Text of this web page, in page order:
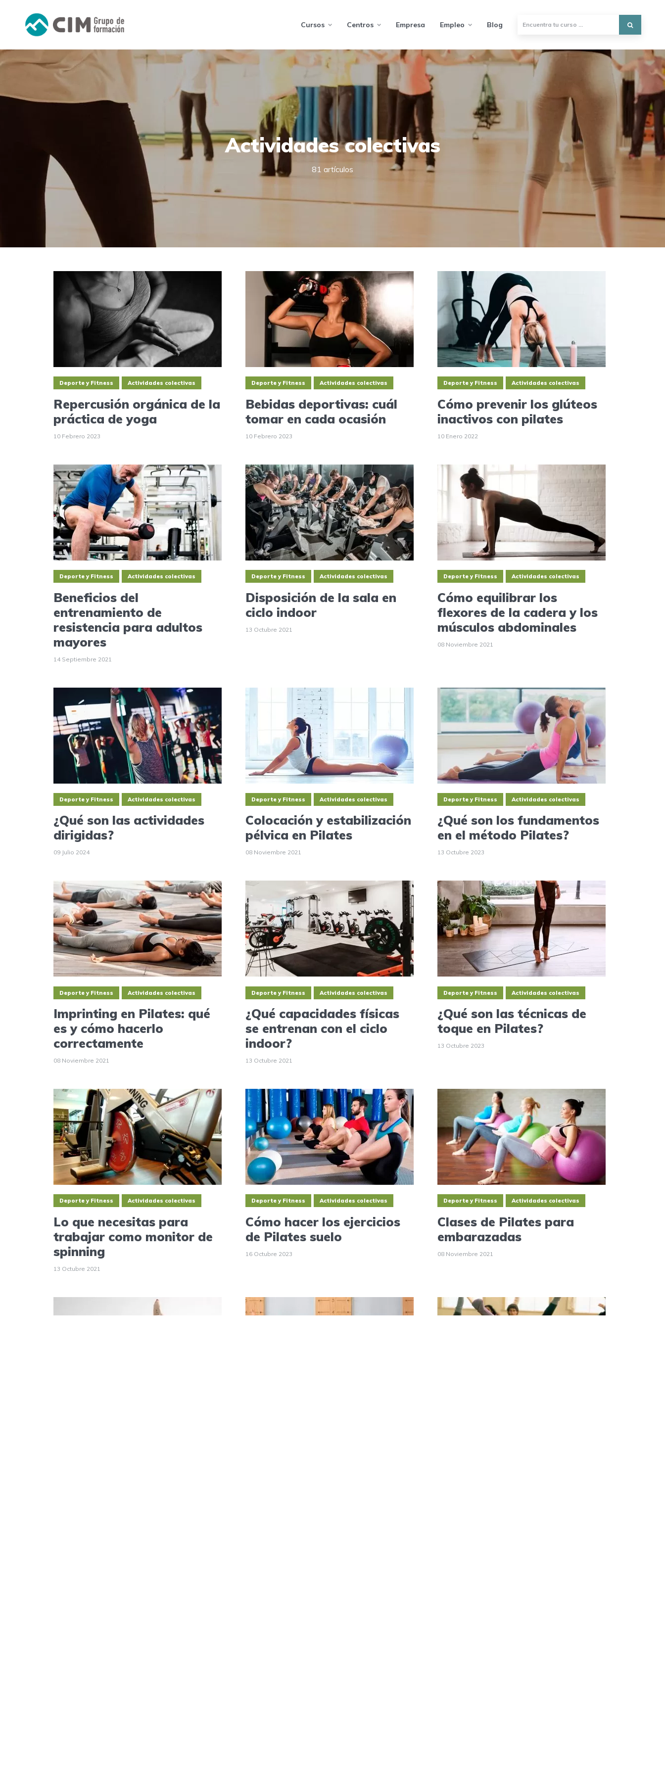
Cursos Centros Empresa Empleo Blog
Actividades colectivas
81 artículos
Deporte y Fitness Actividades colectivas
Repercusión orgánica de la
práctica de yoga
10 Febrero 2023
Deporte y Fitness Actividades colectivas
Bebidas deportivas: cuál
tomar en cada ocasión
10 Febrero 2023
Deporte y Fitness Actividades colectivas
Cómo prevenir los glúteos
inactivos con pilates
10 Enero 2022
Deporte y Fitness Actividades colectivas
Beneficios del
entrenamiento de
resistencia para adultos
mayores
14 Septiembre 2021
Deporte y Fitness Actividades colectivas
Disposición de la sala en
ciclo indoor
13 Octubre 2021
Deporte y Fitness Actividades colectivas
Cómo equilibrar los
flexores de la cadera y los
músculos abdominales
08 Noviembre 2021
Deporte y Fitness Actividades colectivas
¿Qué son las actividades
dirigidas?
09 Julio 2024
Deporte y Fitness Actividades colectivas
Colocación y estabilización
pélvica en Pilates
08 Noviembre 2021
Deporte y Fitness Actividades colectivas
¿Qué son los fundamentos
en el método Pilates?
13 Octubre 2023
Deporte y Fitness Actividades colectivas
Imprinting en Pilates: qué
es y cómo hacerlo
correctamente
08 Noviembre 2021
Deporte y Fitness Actividades colectivas
¿Qué capacidades físicas
se entrenan con el ciclo
indoor?
13 Octubre 2021
Deporte y Fitness Actividades colectivas
¿Qué son las técnicas de
toque en Pilates?
13 Octubre 2023
Deporte y Fitness Actividades colectivas
Lo que necesitas para
trabajar como monitor de
spinning
13 Octubre 2021
Deporte y Fitness Actividades colectivas
Cómo hacer los ejercicios
de Pilates suelo
16 Octubre 2023
Deporte y Fitness Actividades colectivas
Clases de Pilates para
embarazadas
08 Noviembre 2021